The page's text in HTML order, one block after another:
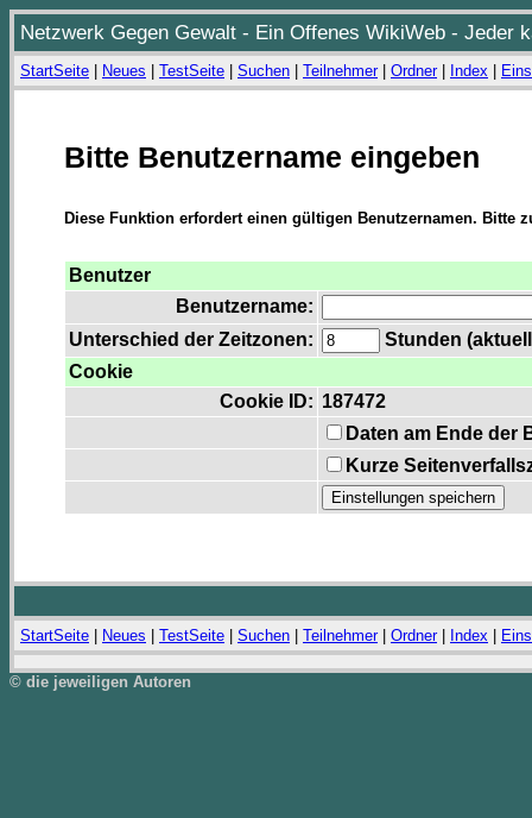
Netzwerk Gegen Gewalt - Ein Offenes WikiWeb - Jeder
StartSeite Neues TestSeite Suchen Teilnehmer| Ordner| Index
Bitte Benutzername eingeben
Diese Funktion erfordert einen gültigen Benutzernamen. Bitte
Benutzer
Benutzername:
Unterschied der Zeitzonen:
Stunden
Cookie
Cookie ID: 187472
Daten am Ende der
Kurze
StartSeite Neues TestSeite Suchen Teilnehmer| Ordner| Index
© die jeweiligen Autoren